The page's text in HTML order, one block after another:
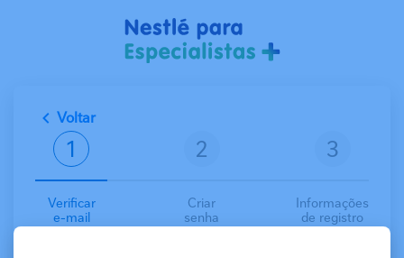
Voltar
Verificar
e-mail
Criar
senha
Informações
de registro